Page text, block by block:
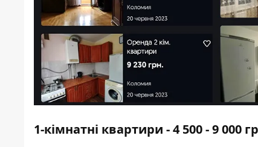
1-кімнатні квартири - 4 500 - 9 000